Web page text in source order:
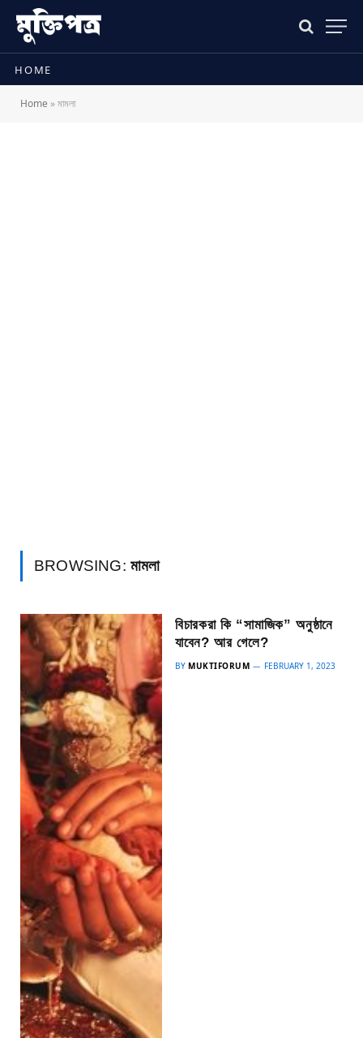
HOME
Home »মামলা
BROWSING: মামলা
বিচারকরা কি “সামাজিক” অনুষ্ঠানে
যাবেন? আর গেলে?
BY MUKTIFORUM FEBRUARY 1, 2023